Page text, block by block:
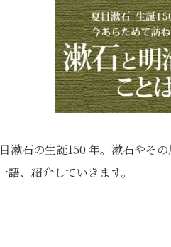
漱石の生誕150 年。漱石やそ
、紹介していきます。